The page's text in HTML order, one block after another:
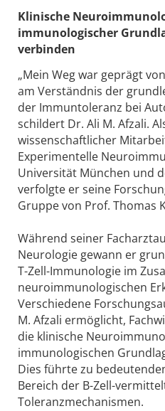
Klinische
immunologischer
verbinden
„Mein Weg war geprägt
am Verständnis der
der Immuntoleranz bei
schildert Dr. Ali M. Afzali.
wissenschaftlicher
Experimentelle
Universität München und
verfolgte er seine
Gruppe von Prof. Thomas
Während seiner
Neurologie gewann er
T-Zell-Immunologie im
neuroimmunologischen
Verschiedene
M. Afzali ermöglicht,
die klinische
immunologischen
Dies führte zu
Bereich der B-Zell-
Toleranzmechanismen.